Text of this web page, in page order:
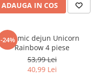
ADAUGA IN COS
-24%
Set mic dejun Unicorn
Rainbow 4 piese
53,99 Lei
40,99 Lei